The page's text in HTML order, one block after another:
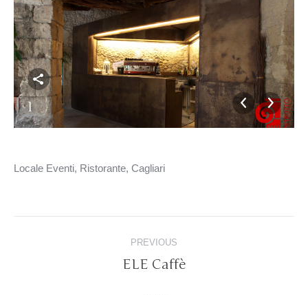
1
Locale Eventi, Ristorante, Cagliari
navigation
PREVIOUS
Previous
ELE Caffè